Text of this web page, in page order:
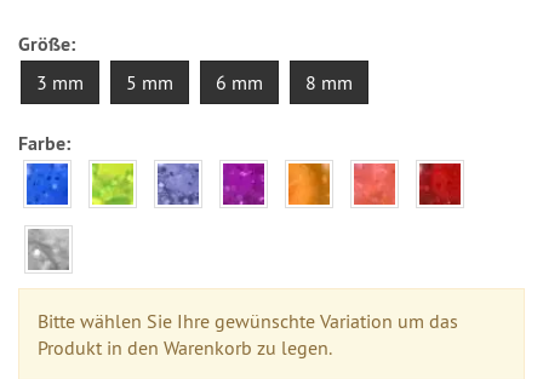
Größe:
3 mm 5 mm 6 mm 8 mm
Farbe:
Bitte wählen Sie Ihre gewünschte Variation um das
Produkt in den Warenkorb zu legen.